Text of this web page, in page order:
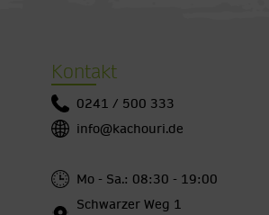
Kontakt
0241 / 500 333
info@kachouri.de
Mo - Sa.: 08:30 - 19:00
Schwarzer Weg 1